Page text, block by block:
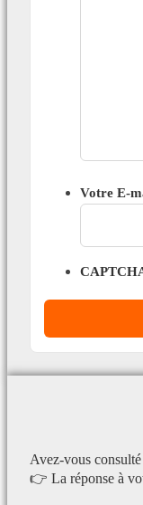
Votre E-
Avez-vous
👉 La réponse à